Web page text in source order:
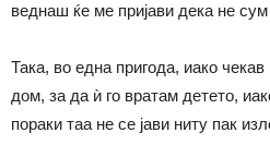
веднаш ќе ме пријави дека не сум
Така, во една пригода, иако
дом, за да ѝ го вратам детето,
пораки таа не се јави ниту пак